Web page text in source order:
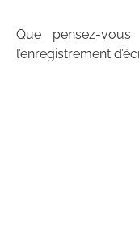
Que pensez-
l’enregistrement